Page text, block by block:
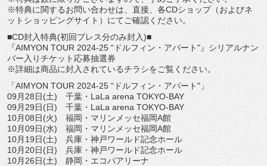
※特典に関するお問い合わせは、直接、各CDショップ（およびネ
ットショッピングサイト）にてご確認ください。
■CD封入特典(初回プレス分のみ封入)■
『AIMYON TOUR 2024-25 “ドルフィン・アパート"』 シリアルナン
バー入りチケット応募抽選券
※詳細は商品に封入されているチラシをご覧ください。
「AIMYON TOUR 2024-25 “ドルフィン・アパート"」
09月28日(土) 千葉・LaLa arena TOKYO-BAY
09月29日(日) 千葉・LaLa arena TOKYO-BAY
10月08日(火) 福岡・マリンメッセ福岡A館
10月09日(水) 福岡・マリンメッセ福岡A館
10月19日(土) 兵庫・神戸ワールド記念ホール
10月20日(日) 兵庫・神戸ワールド記念ホール
10月26日(土) 静岡・エコパアリーナ